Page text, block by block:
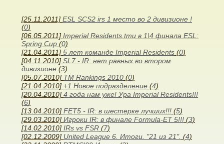
[25.11.2011] ESL SCS2 irs 1 место во 2 дивизионе !
(0)
[06.05.2011] Imperial Residents.tmu в 1\4 финала ESL:
Spring Cup (0)
[21.04.2011] 5 лет команде Imperial Residents (0)
[04.11.2010] SL7 - IR: нет равных во втором
дивизионе (3)
[05.07.2010] TM Rankings 2010 (0)
[21.04.2010] +1 Новое подразделение (4)
[20.04.2010] 4 года нам уже! Ура Imperial Residents!!!
(6)
[13.04.2010] FET5 - IR: в шестерке лучших!!! (5)
[29.03.2010] Игроки IR: в финале Formula-ET 5!!! (3)
[14.02.2010] IRs vs FSR (7)
[02.12.2009] United League 6. Итоги. "21 из 21". (4)